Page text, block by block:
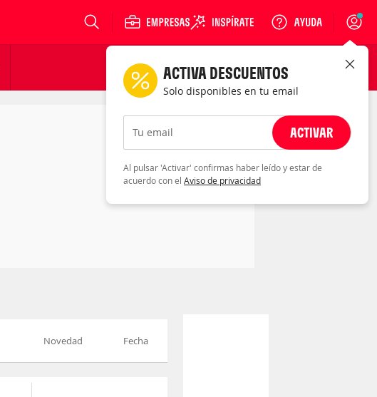
Login
Novedad Fecha
ACTIVA DESCUENTOS
Solo disponibles en tu email
Tu email ACTIVAR
Al pulsar 'Activar' confirmas haber leído y estar de
acuerdo con el Aviso de privacidad